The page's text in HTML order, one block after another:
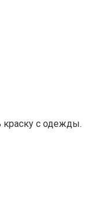
краску с одежды.